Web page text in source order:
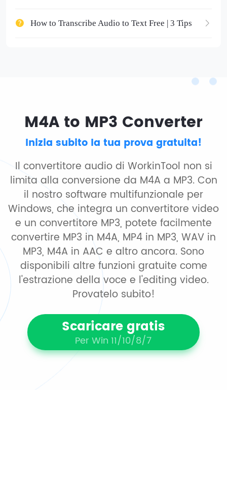
How to Transcribe Audio to Text Free | 3 Tips
M4A to MP3 Converter
Inizia subito la tua prova gratuita!
Il convertitore audio di WorkinTool non si
limita alla conversione da M4A a MP3. Con
il nostro software multifunzionale per
Windows, che integra un convertitore video
e un convertitore MP3, potete facilmente
convertire MP3 in M4A, MP4 in MP3, WAV in
MP3, M4A in AAC e altro ancora. Sono
disponibili altre funzioni gratuite come
l'estrazione della voce e l'editing video.
Provatelo subito!
Scaricare gratis
Per Win 11/10/8/7